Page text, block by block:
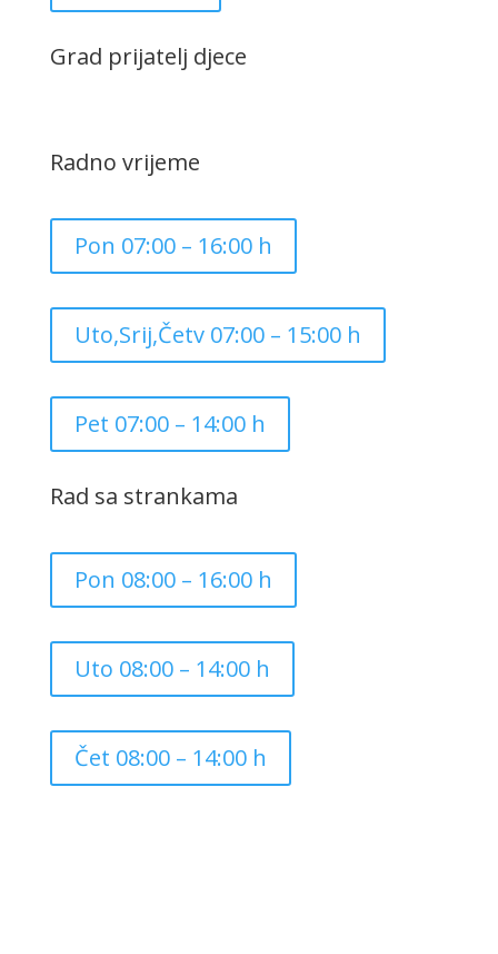
Grad prijatelj djece
Radno vrijeme
Pon 07:00 – 16:00 h
Uto,Srij,Četv 07:00 – 15:00 h
Pet 07:00 – 14:00 h
Rad sa strankama
Pon 08:00 – 16:00 h
Uto 08:00 – 14:00 h
Čet 08:00 – 14:00 h